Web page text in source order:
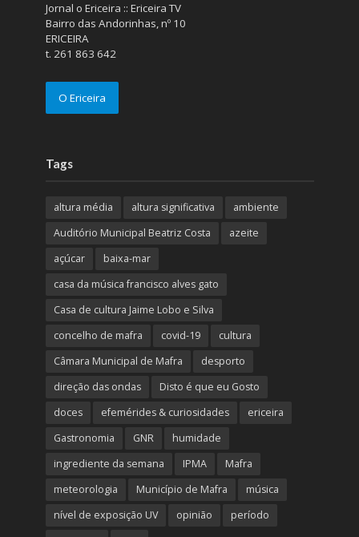
Jornal o Ericeira :: Ericeira TV
Bairro das Andorinhas, nº 10
ERICEIRA
t. 261 863 642
O Ericeira
Tags
altura média altura significativa
ambiente
Auditório Municipal Beatriz Costa
azeite
açúcar
baixa-mar
casa da música francisco alves gato
Casa de cultura Jaime Lobo e Silva
concelho de mafra
covid-19
cultura
Câmara Municipal de Mafra
desporto
direção das ondas
Disto é que eu Gosto
doces
efemérides & curiosidades
ericeira
Gastronomia
GNR
humidade
ingrediente da semana
IPMA
Mafra
meteorologia
Município de Mafra
música
nível de exposição UV
opinião
período